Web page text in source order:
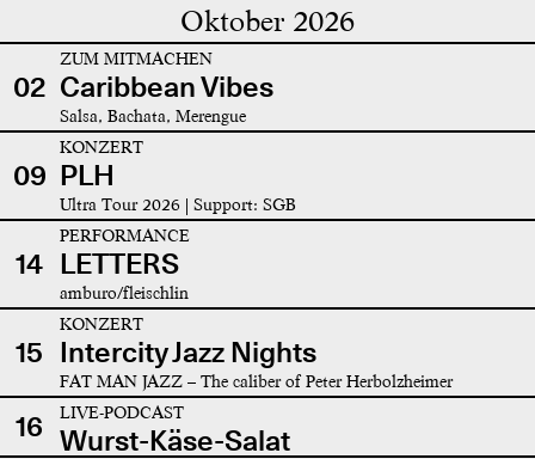
Oktober 2026
02
ZUM MITMACHEN
Caribbean Vibes
Salsa, Bachata, Merengue
09
KONZERT
PLH
Ultra Tour 2026 | Support: SGB
14
PERFORMANCE
LETTERS
amburo/fleischlin
15
KONZERT
Intercity Jazz Nights
FAT MAN JAZZ – The caliber of Peter Herbolzheimer
16 LIVE-PODCAST
Wurst-Käse-Salat